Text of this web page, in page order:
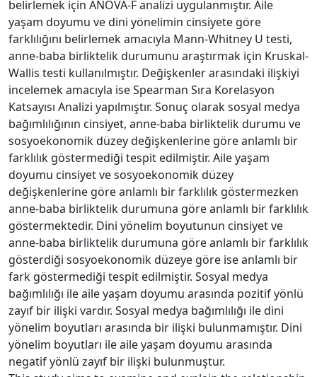
belirlemek için ANOVA-F analizi uygulanmıştır. Aile
yaşam doyumu ve dini yönelimin cinsiyete göre
farklılığını belirlemek amacıyla Mann-Whitney U testi,
anne-baba birliktelik durumunu araştırmak için Kruskal-
Wallis testi kullanılmıştır. Değişkenler arasındaki ilişkiyi
incelemek amacıyla ise Spearman Sıra Korelasyon
Katsayısı Analizi yapılmıştır. Sonuç olarak sosyal medya
bağımlılığının cinsiyet, anne-baba birliktelik durumu ve
sosyoekonomik düzey değişkenlerine göre anlamlı bir
farklılık göstermediği tespit edilmiştir. Aile yaşam
doyumu cinsiyet ve sosyoekonomik düzey
değişkenlerine göre anlamlı bir farklılık göstermezken
anne-baba birliktelik durumuna göre anlamlı bir farklılık
göstermektedir. Dini yönelim boyutunun cinsiyet ve
anne-baba birliktelik durumuna göre anlamlı bir farklılık
gösterdiği sosyoekonomik düzeye göre ise anlamlı bir
fark göstermediği tespit edilmiştir. Sosyal medya
bağımlılığı ile aile yaşam doyumu arasında pozitif yönlü
zayıf bir ilişki vardır. Sosyal medya bağımlılığı ile dini
yönelim boyutları arasında bir ilişki bulunmamıştır. Dini
yönelim boyutları ile aile yaşam doyumu arasında
negatif yönlü zayıf bir ilişki bulunmuştur.